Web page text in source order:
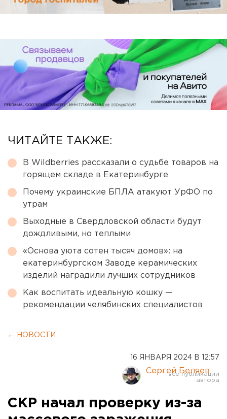
ЧИТАЙТЕ ТАКЖЕ:
В Wildberries рассказали о судьбе товаров на
горящем складе в Екатеринбурге
Почему украинские БПЛА атакуют УрФО по
утрам
Выходные в Свердловской области будут
дождливыми, но теплыми
«Основа уюта сотен тысяч домов»: на
екатеринбургском Заводе керамических
изделий наградили лучших сотрудников
Как воспитать идеальную кошку —
рекомендации челябинских специалистов
← НОВОСТИ
16 ЯНВАРЯ 2024 В 12:57
Сергей Беляев
СКР начал проверку из-за